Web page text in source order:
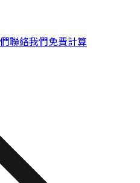
聯絡我們免費計算